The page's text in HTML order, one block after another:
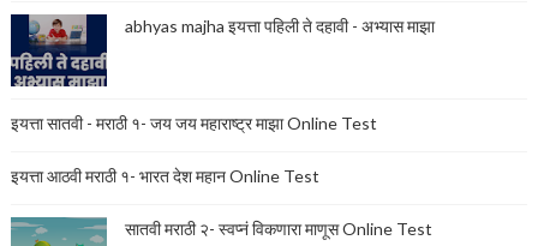
abhyas majha इयत्ता पहिली ते दहावी - अभ्यास माझा
इयत्ता सातवी - मराठी १- जय जय महाराष्ट्र माझा Online Test
इयत्ता आठवी मराठी १- भारत देश महान Online Test
सातवी मराठी २- स्वप्नं विकणारा माणूस Online Test